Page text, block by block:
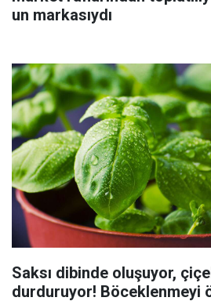
un markasıydı
Saksı dibinde oluşuyor,
durduruyor! Böceklenmeyi